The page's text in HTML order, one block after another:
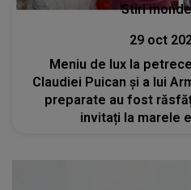
Stiri
29 oct
Meniu de lux la
Claudiei Puican și a lui
preparate au fost
invitați la marele